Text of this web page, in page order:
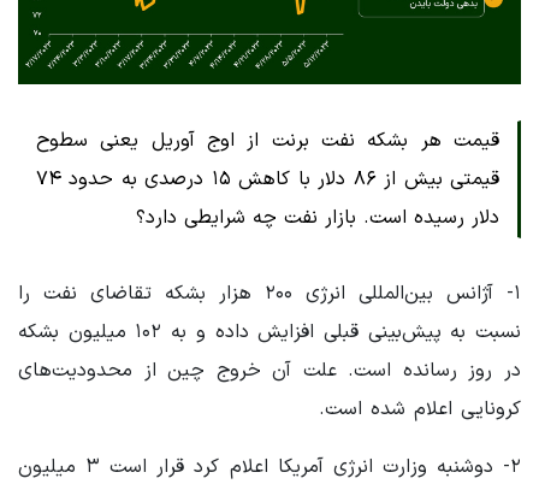
قیمت هر بشکه نفت برنت از اوج آوریل یعنی سطوح
قیمتی بیش از ۸۶ دلار با کاهش ۱۵ درصدی به حدود ۷۴
دلار رسیده است. بازار نفت چه شرایطی دارد؟
۱- آژانس بین‌المللی انرژی ۲۰۰ هزار بشکه تقاضای نفت را
نسبت به پیش‌بینی قبلی افزایش داده و به ۱۰۲ میلیون بشکه
در روز رسانده است. علت آن خروج چین از محدودیت‌های
کرونایی اعلام شده است.
۲- دوشنبه وزارت انرژی آمریکا اعلام کرد قرار است ۳ میلیون